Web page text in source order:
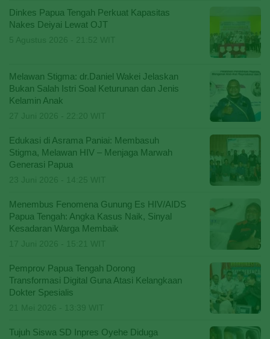
Dinkes Papua Tengah Perkuat Kapasitas
Nakes Deiyai Lewat OJT
Melawan Stigma: dr.Daniel Wakei Jelaskan
Bukan Salah Istri Soal Keturunan dan Jenis
Kelamin Anak
Edukasi di Asrama Paniai: Membasuh
Stigma, Melawan HIV – Menjaga Marwah
Generasi Papua
Menembus Fenomena Gunung Es HIV/AIDS
Papua Tengah: Angka Kasus Naik, Sinyal
Kesadaran Warga Membaik
Pemprov Papua Tengah Dorong
Transformasi Digital Guna Atasi Kelangkaan
Dokter Spesialis
Tujuh Siswa SD Inpres Oyehe Diduga